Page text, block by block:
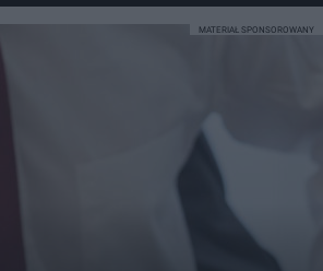
MATERIAŁ SPONSOROWANY